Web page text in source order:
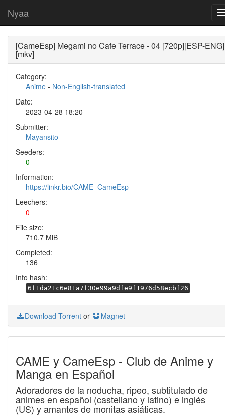
Nyaa
[CameEsp] Megami no Cafe Terrace - 04 [720p][ESP-ENG]
[mkv]
Category:
Anime - Non-English-translated
Date:
2023-04-28 18:20
Submitter:
Mayansito
Seeders:
0
Information:
https://linkr.bio/CAME_CameEsp
Leechers:
0
File size:
710.7 MiB
Completed:
136
Info hash:
6f1da21c6e81a7f30e99a9dfe9f1976d58ecbf26
Download Torrent or Magnet
CAME y CameEsp - Club de Anime y
Manga en Español
Adoradores de la noducha, ripeo, subtitulado de
animes en español (castellano y latino) e inglés
(US) y amantes de monitas asiáticas.